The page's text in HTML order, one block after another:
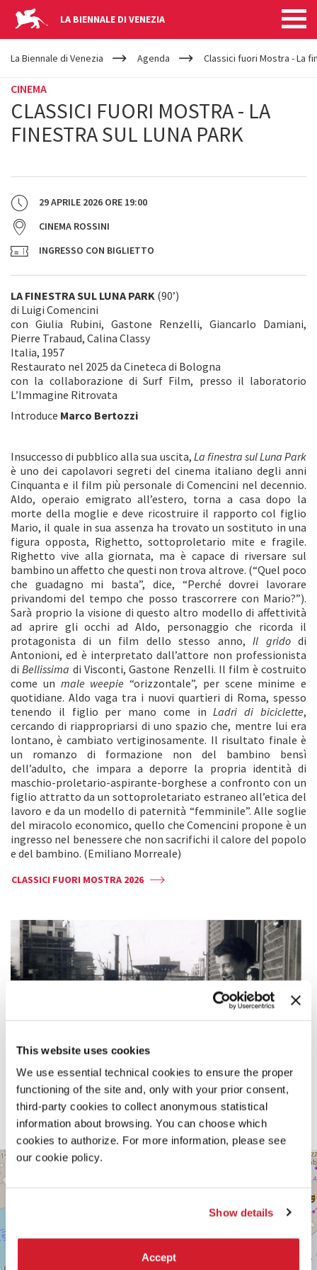
This website uses cookies
We use essential technical cookies to ensure the proper
functioning of the site and, only with your prior consent,
third-party cookies to collect anonymous statistical
information about browsing. You can choose which
cookies to authorize. For more information, please see
our cookie policy.
Show details
Accept
LA BIENNALE DI VENEZIA
YOUR
ARE
La Biennale di Venezia Agenda Classici fuori Mostra - La
CINEMA
CLASSICI FUORI MOSTRA - LA
FINESTRA SUL LUNA PARK
29 APRILE 2026 ORE 19:00
CINEMA ROSSINI
INGRESSO CON BIGLIETTO
LA FINESTRA SUL LUNA PARK (90’)
di Luigi Comencini
con Giulia Rubini, Gastone Renzelli, Giancarlo Damiani,
Pierre Trabaud, Calina Classy
Italia, 1957
Restaurato nel 2025 da Cineteca di Bologna
con la collaborazione di Surf Film, presso il laboratorio
L’Immagine Ritrovata
Introduce Marco Bertozzi
Insuccesso di pubblico alla sua uscita, La finestra sul Luna Park
è uno dei capolavori segreti del cinema italiano degli anni
Cinquanta e il film più personale di Comencini nel decennio.
Aldo, operaio emigrato all’estero, torna a casa dopo la
morte della moglie e deve ricostruire il rapporto col figlio
Mario, il quale in sua assenza ha trovato un sostituto in una
figura opposta, Righetto, sottoproletario mite e fragile.
Righetto vive alla giornata, ma è capace di riversare sul
bambino un affetto che questi non trova altrove. (“Quel poco
che guadagno mi basta”, dice, “Perché dovrei lavorare
privandomi del tempo che posso trascorrere con Mario?”).
Sarà proprio la visione di questo altro modello di affettività
ad aprire gli occhi ad Aldo, personaggio che ricorda il
protagonista di un film dello stesso anno,Il gridodi
Antonioni, ed è interpretato dall’attore non professionista
diBellissima di Visconti, Gastone Renzelli. Il film è costruito
come un male weepie “orizzontale”, per scene minime e
quotidiane. Aldo vaga tra i nuovi quartieri di Roma, spesso
tenendo il figlio per mano come inLadri di biciclette,
cercando di riappropriarsi di uno spazio che, mentre lui era
lontano, è cambiato vertiginosamente. Il risultato finale è
un romanzo di formazione non del bambino bensì
dell’adulto, che impara a deporre la propria identità di
maschio-proletario-aspirante-borghese a confronto con un
figlio attratto da un sottoproletariato estraneo all’etica del
lavoro e da un modello di paternità “femminile”. Alle soglie
del miracolo economico, quello che Comencini propone è un
ingresso nel benessere che non sacrifichi il calore del popolo
e del bambino. (Emiliano Morreale)
CLASSICI FUORI MOSTRA 2026
CINEMA
ROSSINI
de
Chiesa
o